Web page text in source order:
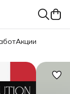
Акции